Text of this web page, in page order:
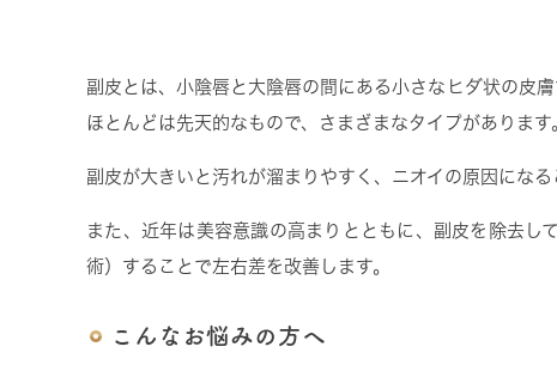
副皮とは、小陰唇と大陰唇の間にある小さなヒダ状の皮
ほとんどは先天的なもので、さまざまなタイプがあります
副皮が大きいと汚れが溜まりやすく、ニオイの原因にな
また、近年は美容意識の高まりとともに、副皮を除去し
術）することで左右差を改善します。
こんなお悩みの方へ